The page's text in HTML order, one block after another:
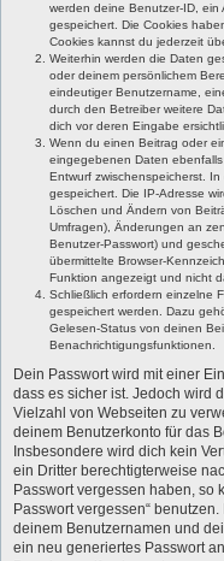
werden deine Benutzer-ID,
gespeichert. Die Cookies
Cookies kannst du jederzeit
Weiterhin werden die Daten
oder deinem persönlichem
eindeutiger Benutzername,
durch den Betreiber weitere
dich vor deren Eingabe
Wenn du einen Beitrag oder
eingegebenen Daten
Entwurf zwischenspeicherst.
gespeichert. Die IP-Adresse
Löschen und Ändern von
Umfragen), Änderungen an
Benutzer-Passwort) und
übermittelte Browser-
Funktion angezeigt und nicht
Schließlich erfordern einzelne
gespeichert werden. Dazu
Gelesen-Status von deinen
Benachrichtigungsfunktionen.
Dein Passwort wird mit einer
dass es sicher ist. Jedoch wird
Vielzahl von Webseiten zu
deinem Benutzerkonto für das
Insbesondere wird dich kein
ein Dritter berechtigterweise
Passwort vergessen haben, so
Passwort vergessen“
deinem Benutzernamen und
ein neu generiertes Passwort